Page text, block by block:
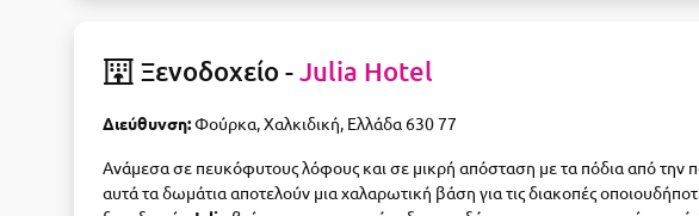
Ξενοδοχείο -Julia Hotel
Διεύθυνση:Φούρκα, Χαλκιδική, Ελλάδα 630 77
Ανάμεσα σε πευκόφυτους λόφους και σε μικρή απόσταση με τα πόδια από την
αυτά τα δωμάτια αποτελούν μια χαλαρωτική βάση για τις διακοπές